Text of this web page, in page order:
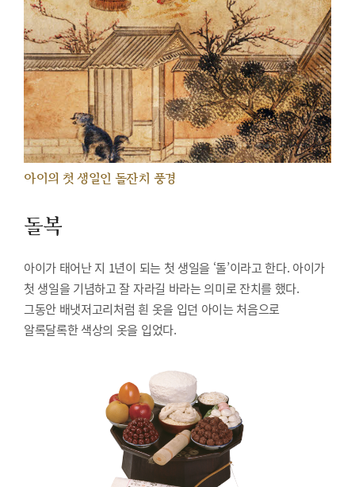
아이의 첫 생일인 돌잔치 풍경
돌복
아이가 태어난 지 1년이 되는 첫 생일을 ‘돌’이라고 한다. 아이가
첫 생일을 기념하고 잘 자라길 바라는 의미로 잔치를 했다.
그동안 배냇저고리처럼 흰 옷을 입던 아이는 처음으로
알록달록한 색상의 옷을 입었다.